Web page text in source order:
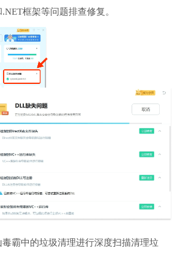
框架等问题排查修复。
霸中的垃圾清理进行深度扫描清理垃